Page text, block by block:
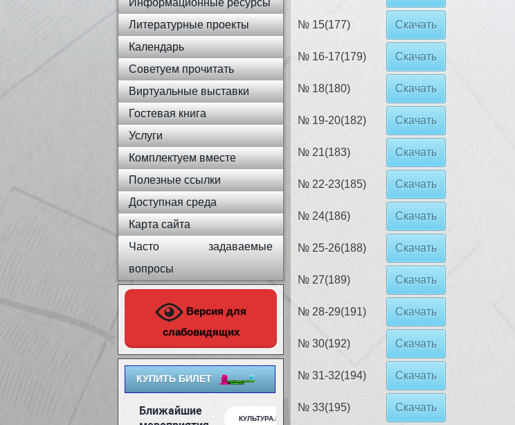
Информационные ресурсы
Литературные проекты
Календарь
Советуем прочитать
Виртуальные выставки
Гостевая книга
Услуги
Комплектуем вместе
Полезные ссылки
Доступная среда
Карта сайта
Часто задаваемые
вопросы
Версия для
слабовидящих
КУПИТЬ БИЛЕТ
№ 15(177) Скачать
№ 16-17(179) Скачать
№ 18(180) Скачать
№ 19-20(182) Скачать
№ 21(183) Скачать
№ 22-23(185) Скачать
№ 24(186) Скачать
№ 25-26(188) Скачать
№ 27(189) Скачать
№ 28-29(191) Скачать
№ 30(192) Скачать
№ 31-32(194) Скачать
№ 33(195) Скачать